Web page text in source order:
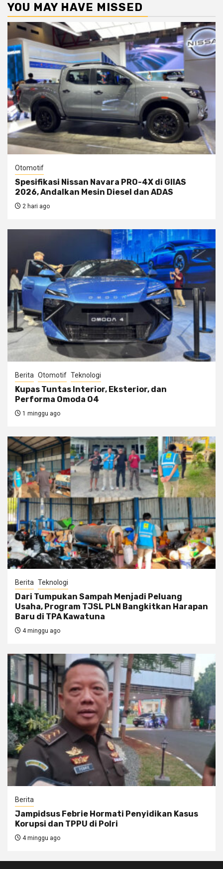
YOU MAY HAVE MISSED
Otomotif
Spesifikasi Nissan Navara PRO-4X di GIIAS
2026, Andalkan Mesin Diesel dan ADAS
2 hari ago
Berita Otomotif Teknologi
Kupas Tuntas Interior, Eksterior, dan
Performa Omoda O4
1 minggu ago
Berita Teknologi
Dari Tumpukan Sampah Menjadi Peluang
Usaha, Program TJSL PLN Bangkitkan Harapan
Baru di TPA Kawatuna
4 minggu ago
Berita
Jampidsus Febrie Hormati Penyidikan Kasus
Korupsi dan TPPU di Polri
4 minggu ago